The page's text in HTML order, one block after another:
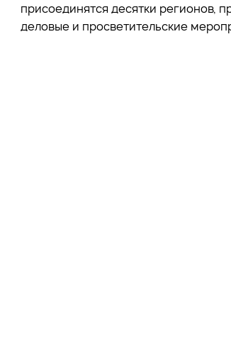
присоединятся десятки регионов,
деловые и просветительские